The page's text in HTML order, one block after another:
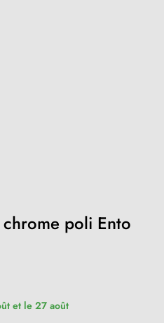
poli Ento
et le 27 août